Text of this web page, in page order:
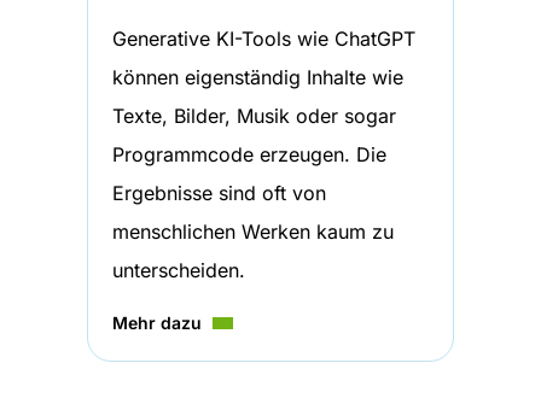
Generative KI-Tools wie ChatGPT
können eigenständig Inhalte wie
Texte, Bilder, Musik oder sogar
Programmcode erzeugen. Die
Ergebnisse sind oft von
menschlichen Werken kaum zu
unterscheiden.
Mehr dazu